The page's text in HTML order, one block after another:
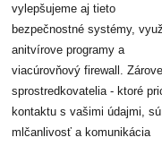
vylepšujeme aj tieto
bezpečnostné systémy,
anitvírove programy a
viacúrovňový firewall.
sprostredkovatelia - ktoré
kontaktu s vašimi údajmi,
mlčanlivosť a komunikácia